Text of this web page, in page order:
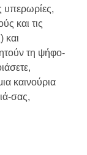
υπερωρίες,
και τις
και
τη ψήφο-
καινούρια
σας,